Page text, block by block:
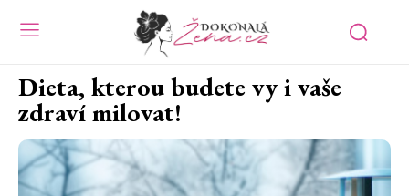
Dieta, kterou budete vy i vaše
zdraví milovat!